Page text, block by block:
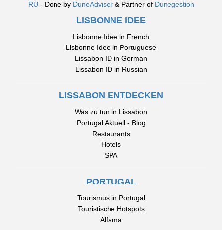
RU - Done by DuneAdviser& Partner of Dunegestion
LISBONNE IDEE
Lisbonne Idee in French
Lisbonne Idee in Portuguese
Lissabon ID in German
Lissabon ID in Russian
LISSABON ENTDECKEN
Was zu tun in Lissabon
Portugal Aktuell - Blog
Restaurants
Hotels
SPA
PORTUGAL
Tourismus in Portugal
Touristische Hotspots
Alfama